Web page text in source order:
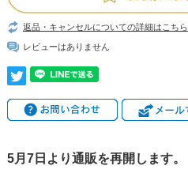
返品・キャンセルについての詳細はこちら
レビューはありません
5月7日より通販を再開します。